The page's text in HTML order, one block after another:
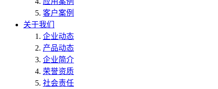
客户案例
关于我们
企业动态
产品动态
企业简介
荣誉资质
社会责任